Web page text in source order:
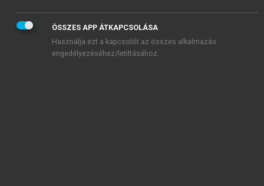
ÖSSZES APP ÁTKAPCSOLÁSA
Használja ezt a kapcsolót az összes alkalmazás
engedélyezéséhez/letiltásához.